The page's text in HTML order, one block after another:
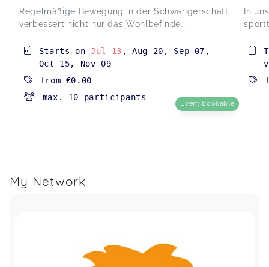
Regelmäßige Bewegung in der Schwangerschaft
verbessert nicht nur das Wohlbefinde...
Starts onJul 13 ,Aug 20 , Sep 07 ,
Oct 15, Nov 09
from €0.00
max. 10 participants
Event bookable
In
My Network